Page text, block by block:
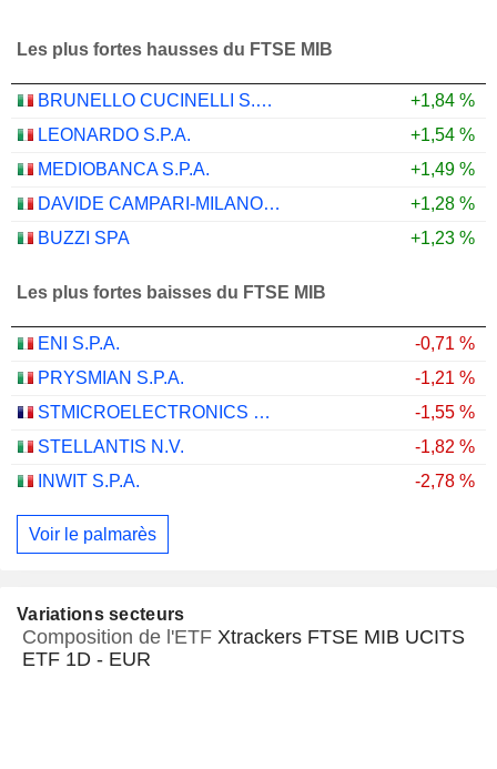
Les plus fortes hausses du FTSE MIB
BRUNELLO CUCINELLI S.P.A.
+1,84 %
LEONARDO S.P.A.
+1,54 %
MEDIOBANCA S.P.A.
+1,49 %
DAVIDE CAMPARI-MILANO N.V.
+1,28 %
BUZZI SPA
+1,23 %
Les plus fortes baisses du FTSE MIB
ENI S.P.A.
-0,71 %
PRYSMIAN S.P.A.
-1,21 %
STMICROELECTRONICS N.V.
-1,55 %
STELLANTIS N.V.
-1,82 %
INWIT S.P.A.
-2,78 %
Voir le palmarès
Variations secteurs
Composition de l'ETF Xtrackers FTSE MIB UCITS
ETF 1D - EUR